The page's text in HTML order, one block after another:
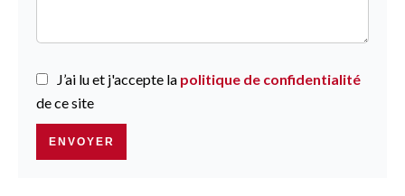
J’ai lu et j'accepte la politique de confidentialité
de ce site
ENVOYER